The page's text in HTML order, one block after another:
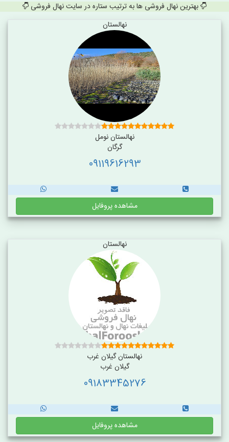
بهترین نهال فروشی ها به ترتیب ستاره در سایت نهال فروشی
نهالستان
نهالستان نومل
گرگان
09119616293
مشاهده پروفایل
نهالستان
نهالستان گیلان غرب
گیلان غرب
09183345276
مشاهده پروفایل